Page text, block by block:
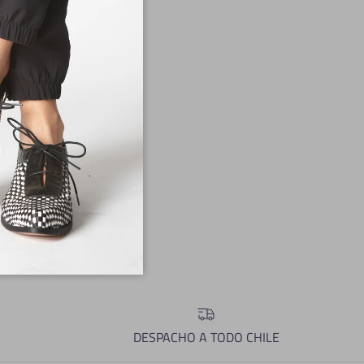
de los pies generan
dentro de su
DESPACHO A TODO CHILE